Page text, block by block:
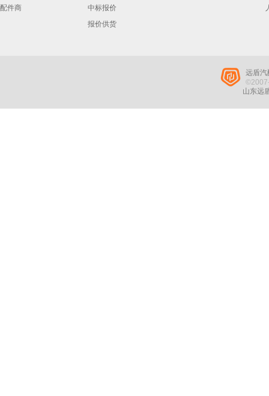
配件商
中标报价
报价供货
远盾汽
山东远